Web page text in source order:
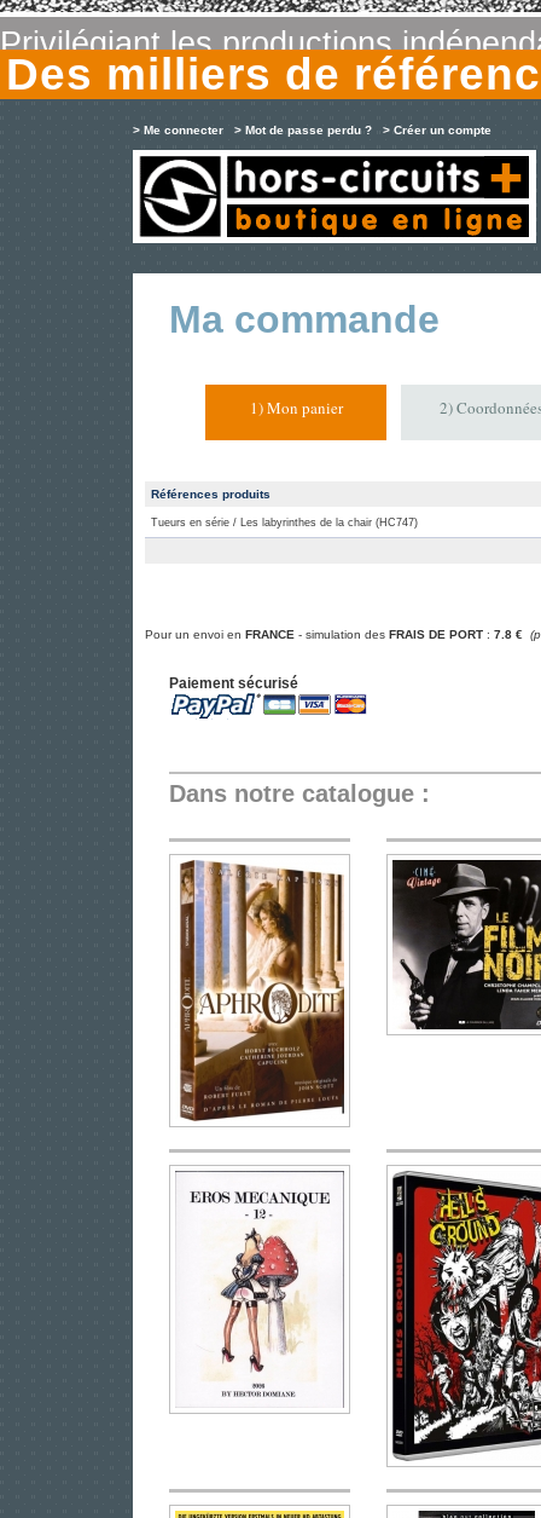
Privilégiant les productions
Des milliers de
> Me connecter > Mot de passe perdu ? > Créer un compte
Ma commande
1) Mon panier 2)
Références produits
Tueurs en série / Les labyrinthes de la chair (HC747)
Pour un envoi en FRANCE - simulation des FRAIS DE PORT : 7.8 €
Paiement sécurisé
Dans notre catalogue :